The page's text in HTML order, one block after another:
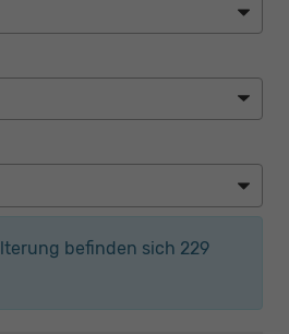
befinden sich 229